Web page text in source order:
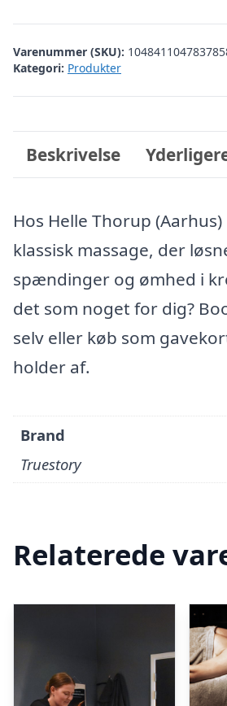
Varenummer (SKU):
Kategori: Produkter
Beskrivelse
Hos Helle Thorup
klassisk massage, der
spændinger og ømhed i
det som noget for dig?
selv eller køb som
holder af.
Brand
Truestory
Relaterede